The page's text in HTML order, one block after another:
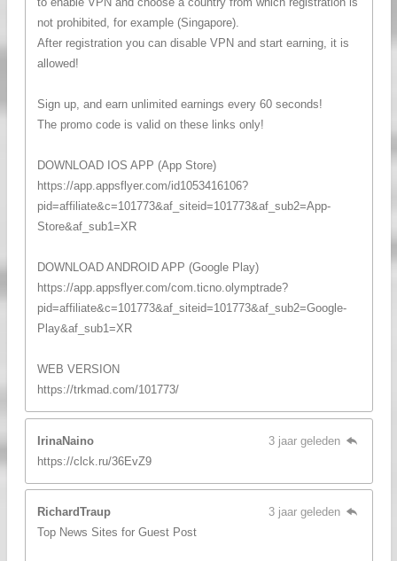
not prohibited, for example (Singapore).
After registration you can disable VPN and start earning, it is
allowed!
Sign up, and earn unlimited earnings every 60 seconds!
The promo code is valid on these links only!
DOWNLOAD IOS APP (App Store)
https://app.appsflyer.com/id1053416106?
pid=affiliate&c=101773&af_siteid=101773&af_sub2=App-
Store&af_sub1=XR
DOWNLOAD ANDROID APP (Google Play)
https://app.appsflyer.com/com.ticno.olymptrade?
pid=affiliate&c=101773&af_siteid=101773&af_sub2=Google-
Play&af_sub1=XR
WEB VERSION
https://trkmad.com/101773/
IrinaNaino
3 jaar geleden
https://clck.ru/36EvZ9
RichardTraup
3 jaar geleden
Top News Sites for Guest Post